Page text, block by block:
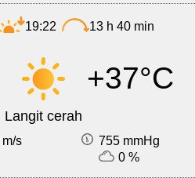
19:22 13 h 40 min
+37°C
Langit cerah
s
755 mmHg
0 %